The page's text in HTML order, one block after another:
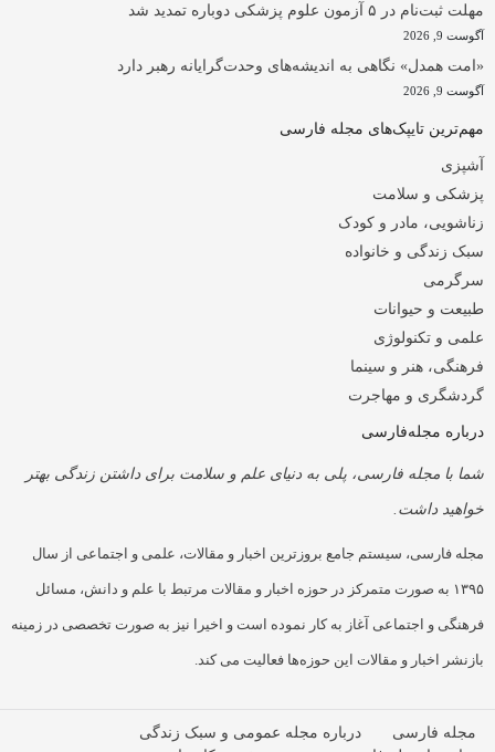
مهلت ثبت‌نام در ۵ آزمون علوم پزشکی دوباره تمدید شد
آگوست 9, 2026
«امت همدل» نگاهی به اندیشه‌های وحدت‌گرایانه رهبر دارد
آگوست 9, 2026
مهم‌ترین تایپک‌های مجله فارسی
آشپزی
پزشکی و سلامت
زناشویی، مادر و کودک
سبک زندگی و خانواده
سرگرمی
طبیعت و حیوانات
علمی و تکنولوژی
فرهنگی، هنر و سینما
گردشگری و مهاجرت
درباره مجله‌فارسی
شما با مجله فارسی، پلی به دنیای علم و سلامت برای داشتن زندگی بهتر
خواهید داشت.
مجله فارسی، سیستم جامع بروزترین اخبار و مقالات، علمی و اجتماعی از سال
۱۳۹۵ به صورت متمرکز در حوزه اخبار و مقالات مرتبط با علم و دانش، مسائل
فرهنگی و اجتماعی آغاز به کار نموده است و اخیرا نیز به صورت تخصصی در زمینه
بازنشر اخبار و مقالات این حوزه‌ها فعالیت می کند.
مجله فارسی
درباره مجله عمومی و سبک زندگی